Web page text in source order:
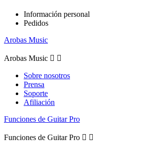
Información personal
Pedidos
Arobas Music
Arobas Music  
Sobre nosotros
Prensa
Soporte
Afiliación
Funciones de Guitar Pro
Funciones de Guitar Pro  